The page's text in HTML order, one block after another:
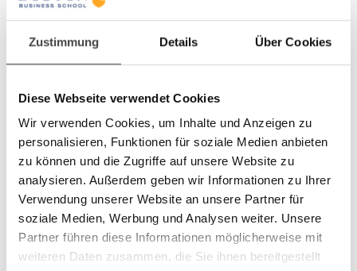
Zustimmung Details Über Cookies
Diese Webseite verwendet Cookies
Wir verwenden Cookies, um Inhalte und Anzeigen zu
personalisieren, Funktionen für soziale Medien anbieten
zu können und die Zugriffe auf unsere Website zu
analysieren. Außerdem geben wir Informationen zu Ihrer
Verwendung unserer Website an unsere Partner für
soziale Medien, Werbung und Analysen weiter. Unsere
Partner führen diese Informationen möglicherweise mit
weiteren Daten zusammen, die Sie ihnen bereitgestellt
Die Bedeutung von Informationen
Versprechen einhalten
Mentale Vorbereitung als Schlüssel
zum Verhandlungserfolg
Sich selbst für Verhandlungserfolge motivieren
Den Verhandlungspartner genau kennen
Klare Ziele setzen, Optionen erweitern
Überzeugend verhandeln, Verhandlungstechniken
gezielt einsetzen
Argumentative Kompetenz im Verhandlungsprozess
Die Auseinandersetzung um geschäftliche Vorteile taktisch